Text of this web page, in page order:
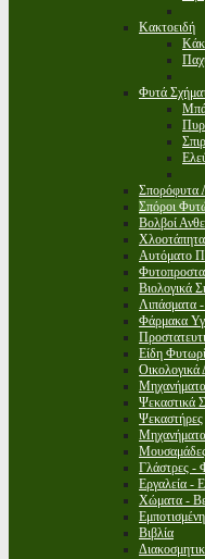
Κακτοειδή
Φυτά
Σπορόφυτα
Σπόροι
Βολβοί
Αυτόματο
Βιολογικά
Λιπάσματα
Φάρμακα
Είδη
Οικολογικά
Ψεκαστικά
Ψεκαστήρες
Γλάστρες -
Εργαλεία -
Χώματα -
Βιβλία